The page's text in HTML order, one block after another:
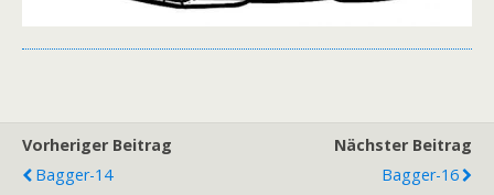
Vorheriger Beitrag
Bagger-14
Nächster Beitrag
Bagger-16